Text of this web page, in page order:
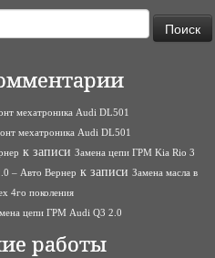
мехатроника Audi DL501
мехатроника Audi DL501
к записи Замена цепи ГРМ Kia Rio 3
– Авто Вернер к записи Замена масла в
4го поколения
цепи ГРМ Audi Q3 2.0
работы